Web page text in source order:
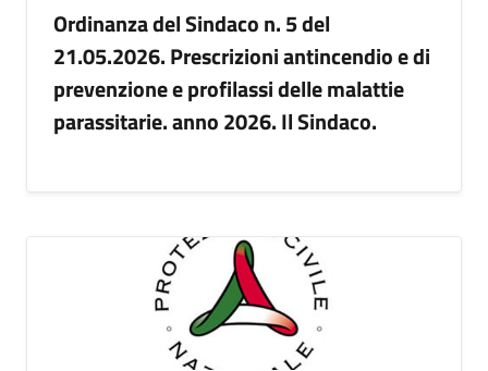
Ordinanza del Sindaco n. 5 del
21.05.2026. Prescrizioni antincendio e di
prevenzione e profilassi delle malattie
parassitarie. anno 2026. Il Sindaco.